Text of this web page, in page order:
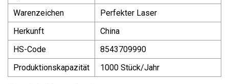
Warenzeichen
Perfekter Laser
Herkunft
China
HS-Code
8543709990
Produktionskapazität
1000 Stück/Jahr